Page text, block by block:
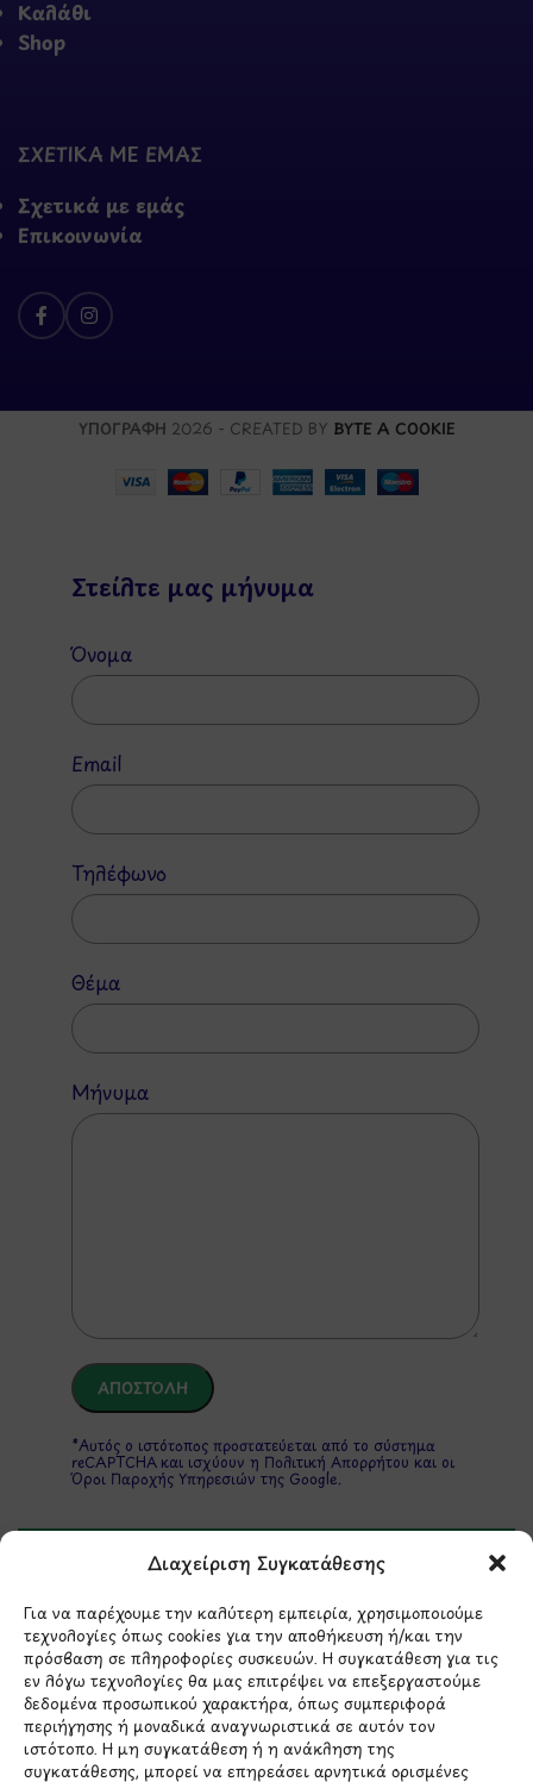
Διαχείριση Συγκατάθεσης
Για να παρέχουμε την καλύτερη εμπειρία, χρησιμοποιούμε
τεχνολογίες όπως cookies για την αποθήκευση ή/και την
πρόσβαση σε πληροφορίες συσκευών. Η συγκατάθεση για τις
εν λόγω τεχνολογίες θα μας επιτρέψει να επεξεργαστούμε
δεδομένα προσωπικού χαρακτήρα, όπως συμπεριφορά
περιήγησης ή μοναδικά αναγνωριστικά σε αυτόν τον
ιστότοπο. Η μη συγκατάθεση ή η ανάκληση της
συγκατάθεσης, μπορεί να επηρεάσει αρνητικά ορισμένες
Καλάθι
Shop
ΣΧΕΤΙΚΑ ΜΕ ΕΜΑΣ
Σχετικά με εμάς
Επικοινωνία
ΥΠΟΓΡΑΦΗ 2026 - CREATED BY BYTE A COOKIE
Στείλτε μας μήνυμα
Όνομα
Email
Τηλέφωνο
Θέμα
Μήνυμα
*Αυτός ο ιστότοπος προστατεύεται από το σύστημα
reCAPTCHA και ισχύουν η Πολιτική Απορρήτου και οι
Όροι Παροχής Υπηρεσιώντης Google.
ΣΤΟΙΧΕΙΑ ΕΠΙΚΟΙΝΩΝΙΑΣ
Holargos Center (Ισόγειο)
Λ.Περικλέους 56,
Χολαργός 15561
210 6522282